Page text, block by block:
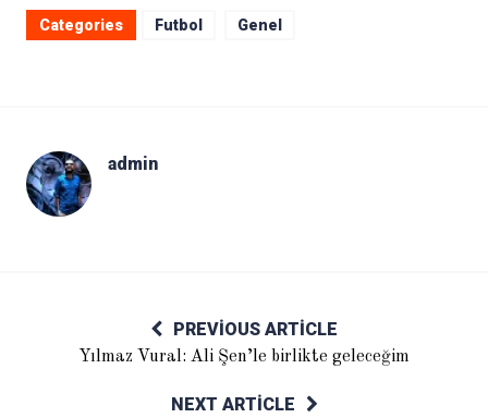
Categories Futbol Genel
admin
PREVIOUS ARTICLE
Yılmaz Vural: Ali Şen’le birlikte geleceğim
NEXT ARTICLE